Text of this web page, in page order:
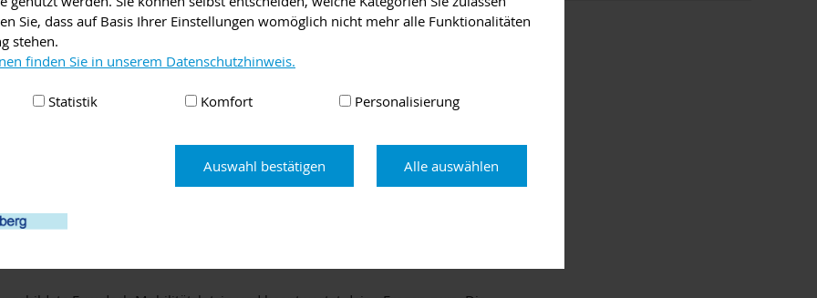
Sie, dass auf Basis Ihrer Einstellungen womöglich nicht mehr alle Funktionalitäten
stehen.
finden Sie in unserem Datenschutzhinweis.
Statistik Komfort Personalisierung
Auswahl bestätigen Alle auswählen
Freiwilligendienst,
einer internationalen
im Ausland? Du hast Fragen
Dann bist du bei
nicht über das Thema
weißt gar nicht, ob ein
etwas für dich ist und welche Möglichkeiten dir offenstehen? Vielleicht hast du
einen Aufenthalt im Ausland leisten kannst? Du bist unsicher, ob deine